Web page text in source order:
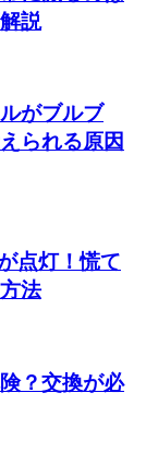
説
がブルブ
られる原因
点灯！慌て
法
？交換が必